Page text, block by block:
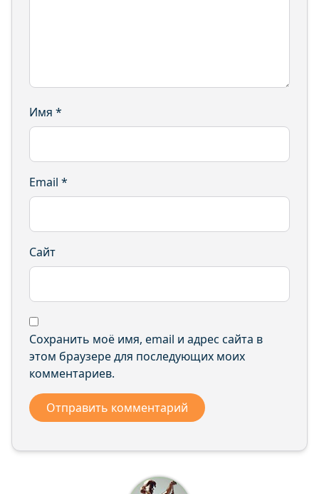
Имя *
Email *
Сайт
Сохранить моё имя, email и адрес сайта в
этом браузере для последующих моих
комментариев.